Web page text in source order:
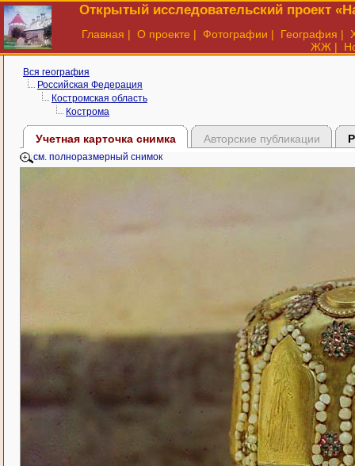
Открытый исследовательский проект
Главная | О проекте | Фотографии | География |
ЖЖ |
Вся география
Российская Федерация
Костромская область
Кострома
Учетная карточка снимка Авторские публикации
см. полноразмерный снимок